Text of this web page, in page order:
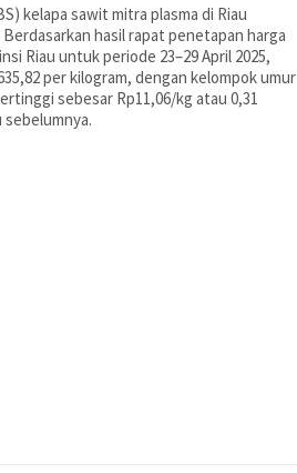
kelapa sawit mitra plasma di Riau
hasil rapat penetapan harga
Riau untuk periode 23–29 April 2025,
per kilogram, dengan kelompok umur
sebesar Rp11,06/kg atau 0,31